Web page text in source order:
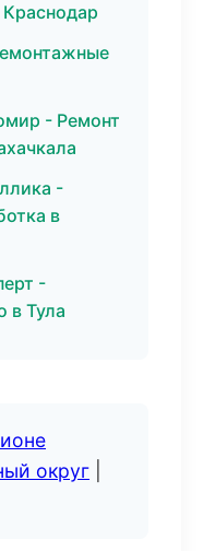
- Ремонт
-
в
-
в Тула
округ